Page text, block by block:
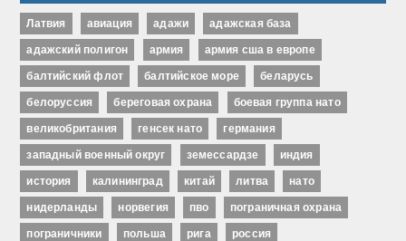
Латвия авиация адажи адажская база
адажский полигон армия армия сша в европе
балтийский флот балтийское море беларусь
белоруссия береговая охрана боевая группа нато
великобритания генсек нато германия
западный военный округ земессардзе индия
история калининград китай литва нато
нидерланды норвегия пво пограничная охрана
пограничники польша рига россия